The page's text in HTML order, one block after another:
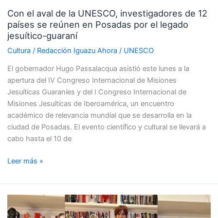
Con el aval de la UNESCO, investigadores de 12
países se reúnen en Posadas por el legado
jesuítico-guaraní
Cultura / Redacción Iguazu Ahora / UNESCO
El gobernador Hugo Passalacqua asistió este lunes a la
apertura del IV Congreso Internacional de Misiones
Jesuíticas Guaraníes y del I Congreso Internacional de
Misiones Jesuíticas de Iberoamérica, un encuentro
académico de relevancia mundial que se desarrolla en la
ciudad de Posadas. El evento científico y cultural se llevará a
cabo hasta el 10 de
se
reúnen
en
Posadas
el
legado
jesuítico-
guaraní
Leer más »
Muestra
Cristina